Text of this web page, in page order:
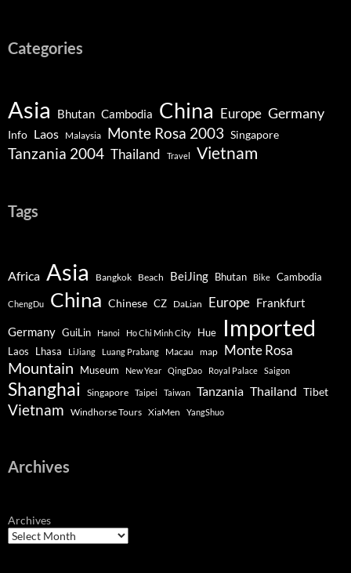
Categories
Asia Bhutan Cambodia China Europe Germany
Info Laos Malaysia Monte Rosa 2003 Singapore
Tanzania 2004 Thailand Travel Vietnam
Tags
Africa Asia Bangkok Beach BeiJing Bhutan Bike Cambodia
ChengDu China Chinese CZ DaLian Europe Frankfurt
Germany GuiLin Hanoi Ho Chi Minh City Hue Imported
Laos Lhasa LiJiang Luang Prabang Macau map Monte Rosa
Mountain Museum New Year QingDao Royal Palace Saigon
Shanghai Singapore Taipei Taiwan Tanzania Thailand Tibet
Vietnam Windhorse Tours XiaMen YangShuo
Archives
Archives